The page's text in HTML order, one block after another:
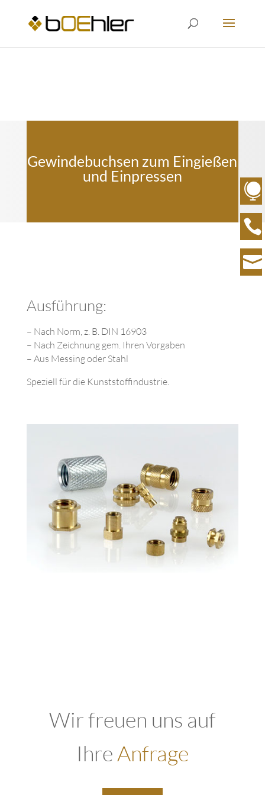
Gewindebuchsen zum Eingießen
und Einpressen
Ausführung:
– Nach Norm, z. B. DIN 16903
– Nach Zeichnung gem. Ihren Vorgaben
– Aus Messing oder Stahl
Speziell für die Kunststoffindustrie.
Wir freuen uns auf
IhreAnfrage



